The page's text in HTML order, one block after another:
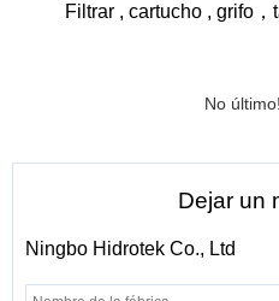
Filtrar , cartucho , grifo ，
No último!
Dejar un
Ningbo Hidrotek Co., Ltd